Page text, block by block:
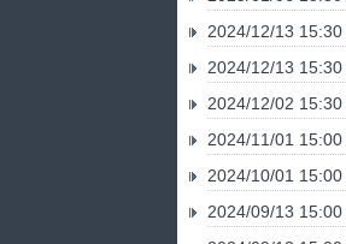
2024/12/13 15:30
2024/12/13 15:30
2024/12/02 15:30
2024/11/01 15:00
2024/10/01 15:00
2024/09/13 15:00